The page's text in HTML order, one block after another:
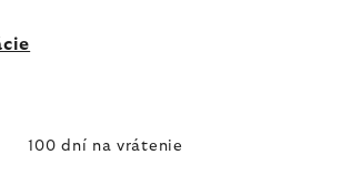
100 dní na vrátenie